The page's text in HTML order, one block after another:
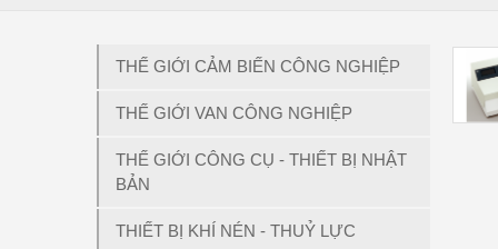
THẾ GIỚI CẢM BIẾN CÔNG NGHIỆP
THẾ GIỚI VAN CÔNG NGHIỆP
THẾ GIỚI CÔNG CỤ - THIẾT BỊ NHẬT
BẢN
THIẾT BỊ KHÍ NÉN - THUỶ LỰC